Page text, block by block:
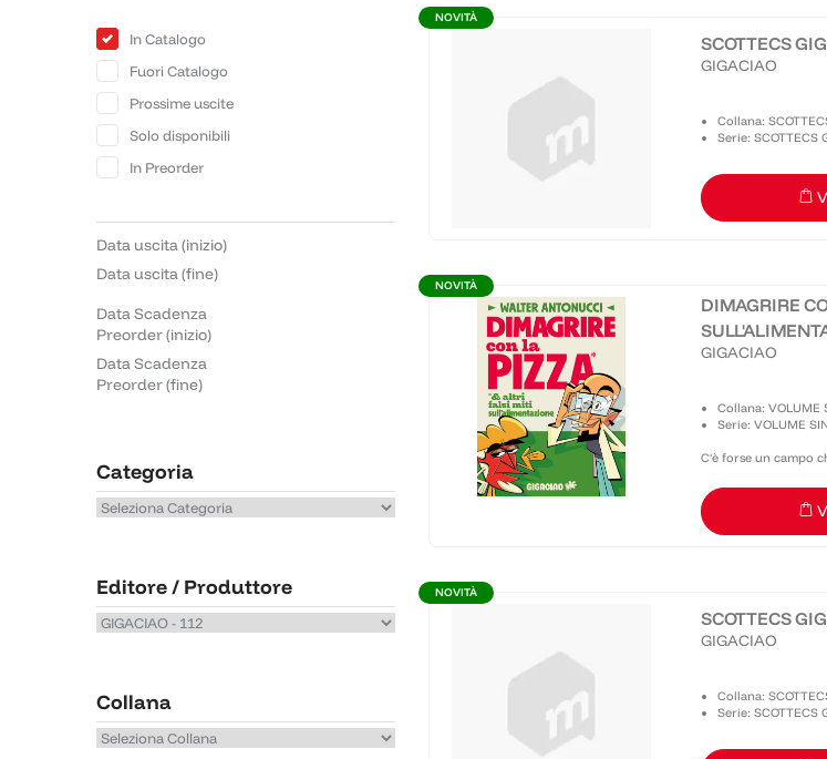
NOVITÀ
SCOTTECS
GIGACIAO
Collana:
Serie: SCOTTECS
NOVITÀ
DIMAGRIRE
GIGACIAO
Collana: VOLUME
Serie: VOLUME
C'è forse un campo
fortuna è arrivato il
NOVITÀ
SCOTTECS
GIGACIAO
Collana:
Serie: SCOTTECS
In Catalogo
Fuori Catalogo
Prossime uscite
Solo disponibili
In Preorder
Data uscita (inizio)
Data uscita (fine)
Data Scadenza
Preorder (inizio)
Data Scadenza
Preorder (fine)
Categoria
Editore / Produttore
Collana